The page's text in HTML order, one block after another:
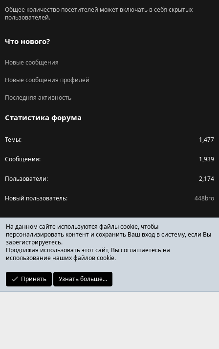
Общее количество посетителей может включать в себя скрытых
пользователей.
Что нового?
Новые сообщения
Новые сообщения профилей
Последняя активность
Статистика форума
Темы 1,477
Сообщения 1,939
Пользователи 2,174
Новый пользователь 448bro
Поделиться страницей
Facebook
X (Twitter)
Reddit
ОТЗЫВЫ ОНЛАЙН ФОРУМ
На данном сайте используются файлы cookie, чтобы
персонализировать контент и сохранить Ваш вход в систему, если Вы
зарегистрируетесь.
Продолжая использовать этот сайт, Вы соглашаетесь на
использование наших файлов cookie.
Принять Узнать больше...